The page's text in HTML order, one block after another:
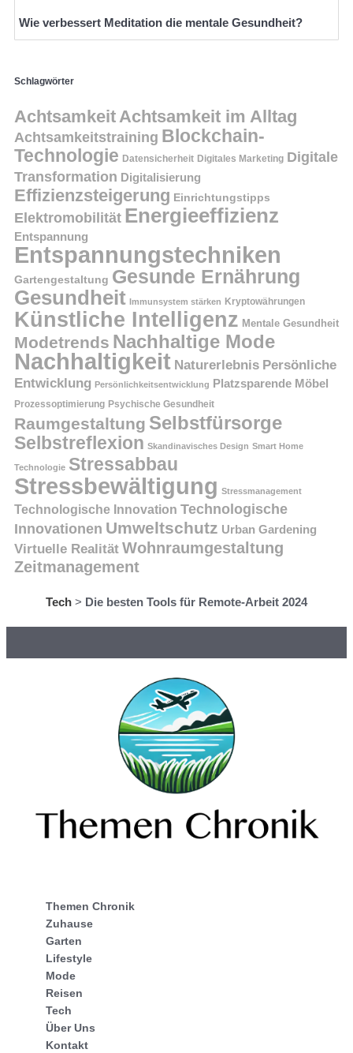
Wie verbessert Meditation die mentale Gesundheit?
Schlagwörter
Achtsamkeit Achtsamkeit im Alltag
Achtsamkeitstraining Blockchain-
Technologie Datensicherheit Digitales Marketing Digitale
Transformation Digitalisierung
Effizienzsteigerung Einrichtungstipps
Elektromobilität Energieeffizienz
Entspannung
Entspannungstechniken
Gartengestaltung Gesunde Ernährung
Gesundheit Immunsystem stärken Kryptowährungen
Künstliche Intelligenz Mentale Gesundheit
Modetrends Nachhaltige Mode
Nachhaltigkeit Naturerlebnis Persönliche
Entwicklung Persönlichkeitsentwicklung Platzsparende Möbel
Prozessoptimierung Psychische Gesundheit
Raumgestaltung Selbstfürsorge
Selbstreflexion Skandinavisches Design Smart Home
Technologie Stressabbau
Stressbewältigung Stressmanagement
Technologische Innovation Technologische
Innovationen Umweltschutz Urban Gardening
Virtuelle Realität Wohnraumgestaltung
Zeitmanagement
Tech > Die besten Tools für Remote-Arbeit 2024
Themen Chronik
Zuhause
Garten
Lifestyle
Mode
Reisen
Tech
Über Uns
Kontakt